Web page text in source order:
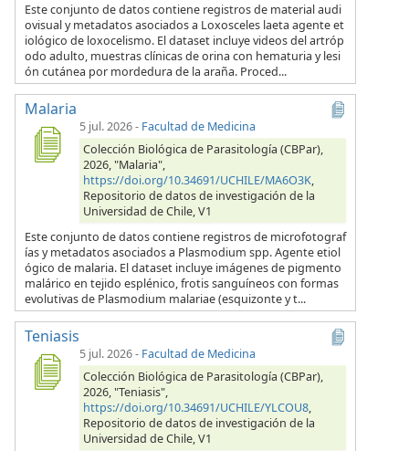
Este conjunto de datos contiene registros de material audi
ovisual y metadatos asociados a Loxosceles laeta agente et
iológico de loxocelismo. El dataset incluye videos del artróp
odo adulto, muestras clínicas de orina con hematuria y lesi
ón cutánea por mordedura de la araña. Proced...
Malaria
5 jul. 2026- Facultad de Medicina
Colección Biológica de Parasitología (CBPar),
2026, "Malaria",
https://doi.org/10.34691/UCHILE/MA6O3K,
Repositorio de datos de investigación de la
Universidad de Chile, V1
Este conjunto de datos contiene registros de microfotograf
ías y metadatos asociados a Plasmodium spp. Agente etiol
ógico de malaria. El dataset incluye imágenes de pigmento
malárico en tejido esplénico, frotis sanguíneos con formas
evolutivas de Plasmodium malariae (esquizonte y t...
Teniasis
5 jul. 2026- Facultad de Medicina
Colección Biológica de Parasitología (CBPar),
2026, "Teniasis",
https://doi.org/10.34691/UCHILE/YLCOU8,
Repositorio de datos de investigación de la
Universidad de Chile, V1